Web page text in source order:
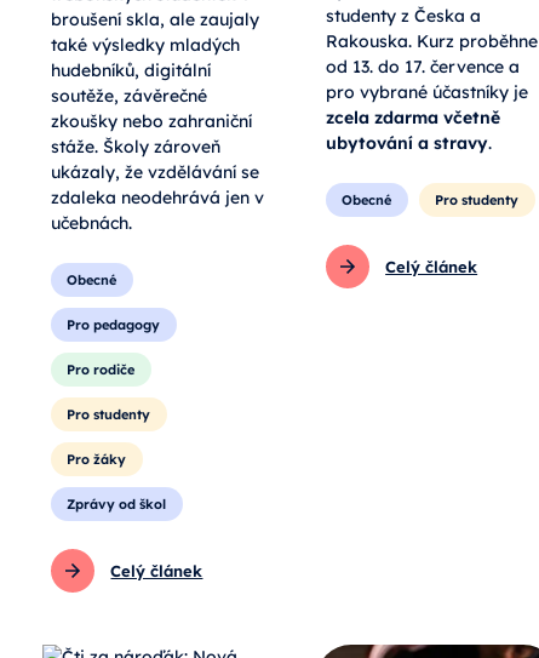
broušení skla, ale zaujaly
také výsledky mladých
hudebníků, digitální
soutěže, závěrečné
zkoušky nebo zahraniční
stáže. Školy zároveň
ukázaly, že vzdělávání se
zdaleka neodehrává jen v
učebnách.
Obecné
Pro pedagogy
Pro rodiče
Pro studenty
Pro žáky
Zprávy od škol
Celý článek
studenty z Česka a
Rakouska. Kurz proběhne
od 13. do 17. července a
pro vybrané účastníky je
zcela zdarma včetně
ubytování a stravy.
Obecné Pro studenty
Celý článek